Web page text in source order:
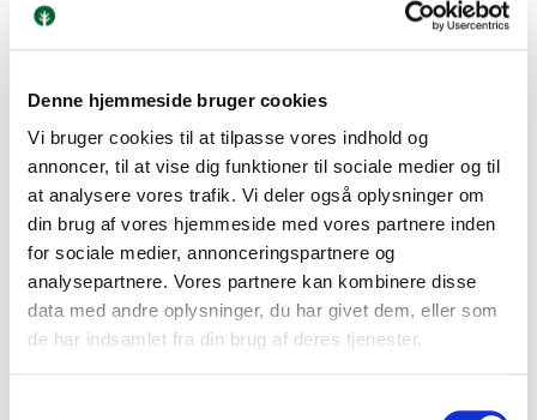
Denne hjemmeside bruger cookies
Vi bruger cookies til at tilpasse vores indhold og
annoncer, til at vise dig funktioner til sociale medier og til
at analysere vores trafik. Vi deler også oplysninger om
din brug af vores hjemmeside med vores partnere inden
for sociale medier, annonceringspartnere og
analysepartnere. Vores partnere kan kombinere disse
data med andre oplysninger, du har givet dem, eller som
de har indsamlet fra din brug af deres tjenester.
De 9 elever fra 2g SP2 var privat indkvarterede og med
byens smukke kirketårn i mudéjarstil, og eleverne lavede
viden om Danmark. Denne gang lykkedes det også igen
at besøge de smukke vandfald, som vi sidste gang måtte
opgive at komme til pga. de voldsomme oversvømmelser
i specielt regionen omkring Valencia i november 2024.
Byrundtur i hyggelige Zaragoza nåede vi selvfølgelig
også i samlet trop med ikke mindst besøg på byens
restaurerede fæstning, som næst efter Alhambra i
Granada er Spaniens flotteste eksempel på arabisk
fritiden for det åbenbart obligatoriske besøg i Europas